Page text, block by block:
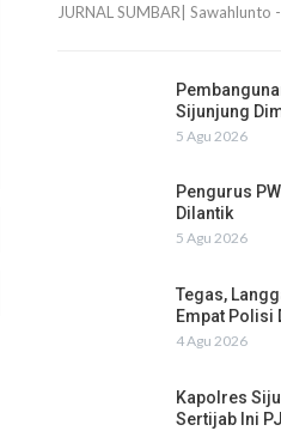
JURNAL SUMBAR|
Sijunjung
5 Agu 2026
Pengurus
Dilantik
5 Agu 2026
Tegas,
Empat Polisi
4 Agu 2026
Kapolres
Sertijab Ini